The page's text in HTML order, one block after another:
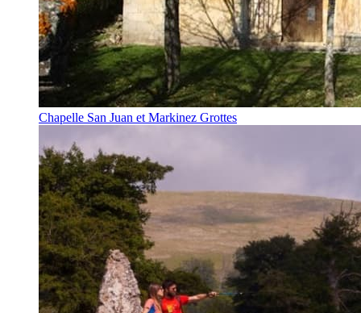
Chapelle San Juan et Markinez Grottes